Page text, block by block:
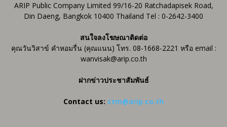
ARIP Public Company Limited 99/16-20 Ratchadapisek Road,
Din Daeng, Bangkok 10400 Thailand Tel : 0-2642-3400
สนใจลงโฆษณาติดต่อ
คุณวันวิสาข์ คำหอมรื่น (คุณแนน) โทร. 08-1668-2221 หรือ email :
wanvisak@arip.co.th
ฝากข่าวประชาสัมพันธ์
Contact us: ctm@arip.co.th